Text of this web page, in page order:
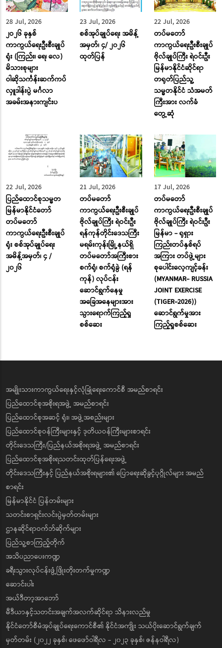
28 Jul, 2026
၂ဝ၂၆ ခုနှစ်
ကာကွယ်ရေးဦးစီးချုပ်
ရုံး (ကြည်း၊ ရေ၊ လေ)
မိသားစုများ
ဝါဆိုသင်္ကန်းဆက်ကပ်
လှူဒါန်းပွဲ မင်္ဂလာ
အခမ်းအနားကျင်းပ
23 Jul, 2026
စစ်အုပ်ချုပ်ရေး အမိန့်
အမှတ်၊ ၄/ ၂၀၂၆
ထုတ်ပြန်
22 Jul, 2026
တပ်မတော်
ကာကွယ်ရေးဦးစီးချုပ်
ဗိုလ်ချုပ်ကြီး ရဲဝင်းဦး
မြန်မာနိုင်ငံဆိုင်ရာ
တရုတ်ပြည်သူ့
သမ္မတနိုင်ငံ သံအမတ်
ကြီးအား လက်ခံ
တွေ့ဆုံ
22 Jul, 2026
ပြည်ထောင်စုသမ္မတ
မြန်မာနိုင်ငံတော်
တပ်မတော်
ကာကွယ်ရေးဦးစီးချုပ်
ရုံး စစ်အုပ်ချုပ်ရေး
အမိန့်အမှတ်၊ ၄ /
၂၀၂၆
21 Jul, 2026
တပ်မတော်
ကာကွယ်ရေးဦးစီးချုပ်
ဗိုလ်ချုပ်ကြီး ရဲဝင်းဦး
ရန်ကုန်တိုင်းဒေသကြီး
မရမ်းကုန်းမြို့နယ်ရှိ
တပ်မတော်အကြီးစား
စက်ရုံ၊ စက်ရုံခွဲ (ရန်
ကုန်) လုပ်ငန်း
ဆောင်ရွက်နေမှု
အခြေအနေများအား
သွားရောက်ကြည့်ရှု
စစ်ဆေး
17 Jul, 2026
တပ်မတော်
ကာကွယ်ရေးဦးစီးချုပ်
ဗိုလ်ချုပ်ကြီး ရဲဝင်းဦး
မြန်မာ - ရုရှား
ကြည်းတပ်နှစ်ရပ်
အကြား တပ်ဖွဲ့များ
စုပေါင်းလေ့ကျင့်ခန်း
(MYANMAR- RUSSIA
JOINT EXERCISE
(TIGER-2026))
ဆောင်ရွက်မှုအား
ကြည့်ရှုစစ်ဆေး
အမျိုးသားကာကွယ်ရေးနှင့်လုံခြုံရေးကောင်စီ အမည်စာရင်း
ပြည်ထောင်စုအစိုးရအဖွဲ့ အမည်စာရင်း
ပြည်ထောင်စုအဆင့် ရုံး၊ အဖွဲ့အစည်းများ
ပြည်ထောင်စုဝန်ကြီးများနှင့် ဒုတိယဝန်ကြီးများစာရင်း
တိုင်းဒေသကြီး/ပြည်နယ်အစိုးရအဖွဲ့ အမည်စာရင်း
ပြည်ထောင်စုအစိုးရသတင်းထုတ်ပြန်ရေးအဖွဲ့
တိုင်းဒေသကြီးနှင့် ပြည်နယ်အစိုးရများ၏ ပြောရေးဆိုခွင့်ပုဂ္ဂိုလ်များ အမည်
စာရင်း
မြန်မာနိုင်ငံ ပြန်တမ်းများ
သတင်းစာရှင်းလင်းပွဲမှတ်တမ်းများ
ဌာနဆိုင်ရာဝက်ဘ်ဆိုက်များ
ပြည်သူ့စာကြည့်တိုက်
အသိပညာပေးကဏ္ဍ
ခရီးသွားလုပ်ငန်းဖွံ့ဖြိုးတိုးတက်မှုကဏ္ဍ
ဆောင်းပါး
အယ်ဒီတာ့အာဘော်
မီဒီယာနှင့်သတင်းအချက်အလက်ဆိုင်ရာ သိနားလည်မှု
နိုင်ငံတော်စီမံအုပ်ချုပ်ရေးကောင်စီ၏ နိုင်ငံအကျိုး သယ်ပိုးဆောင်ရွက်ချက်
မှတ်တမ်း (၂၀၂၂ ခုနှစ်၊ ဖေဖော်ဝါရီလ - ၂၀၂၃ ခုနှစ်၊ ဇန်နဝါရီလ)